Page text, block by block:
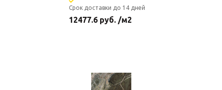
Срок доставки до 14 дней
12477.6 руб. /м2